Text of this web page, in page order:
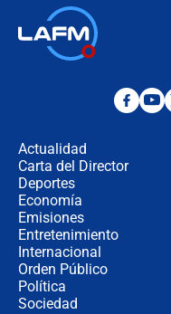
Actualidad
Carta del Director
Deportes
Economía
Emisiones
Entretenimiento
Internacional
Orden Público
Política
Sociedad